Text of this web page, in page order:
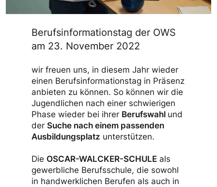
Berufsinformationstag der OWS
am 23. November 2022
wir freuen uns, in diesem Jahr wieder
einen Berufsinformationstag in Präsenz
anbieten zu können. So können wir die
Jugendlichen nach einer schwierigen
Phase wieder bei ihrer Berufswahl und
der Suche nach einem passenden
Ausbildungsplatz unterstützen.
Die OSCAR-WALCKER-SCHULE als
gewerbliche Berufsschule, die sowohl
in handwerklichen Berufen als auch in